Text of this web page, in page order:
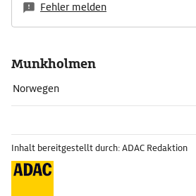
Fehler melden
Munkholmen
Norwegen
Inhalt bereitgestellt durch: ADAC Redaktion